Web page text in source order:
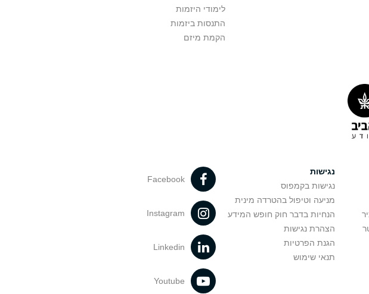
לימודי היזמות
התנסות ביזמות
הקמת מיזם
נגישות
נגישות בקמפוס
מניעה וטיפול בהטרדה מינית
הנחיות בדבר חוק חופש המידע
הצהרת נגישות
הגנת הפרטיות
תנאי שימוש
Facebook
Instagram
Linkedin
Youtube